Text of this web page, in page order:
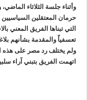
وأثناء جلسة الثلاثاء
حرمان المعتقلين السياسيين
التي تبناها الفريق المعني
تعسفياً والمقدمة بشأنهم
ولم يختلف رد مصر على هذه
اتهمت الفريق بتبني آراء